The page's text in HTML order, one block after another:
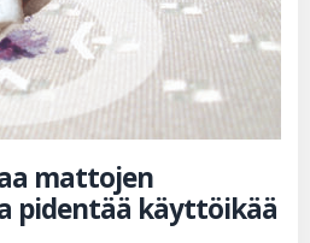
mattojen
pidentää käyttöikää